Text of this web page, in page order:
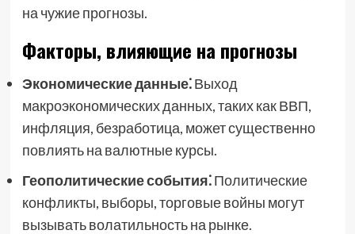
на чужие прогнозы.
Факторы, влияющие на прогнозы
Экономические данные⁚Выход
макроэкономических данных, таких как ВВП,
инфляция, безработица, может существенно
повлиять на валютные курсы.
Геополитические события⁚Политические
конфликты, выборы, торговые войны могут
вызывать волатильность на рынке.